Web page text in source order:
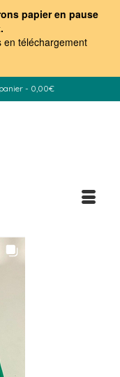
papier en pause
en téléchargement
- 0,00€